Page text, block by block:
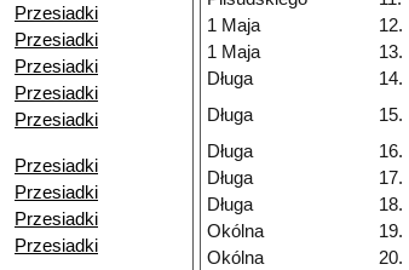
Przesiadki
Przesiadki
Przesiadki
Przesiadki
Przesiadki
Przesiadki
Przesiadki
Przesiadki
Przesiadki
1 Maja
12.
1 Maja
13.
Długa
14.
Długa
15.
Długa
16.
Długa
17.
Długa
18.
Okólna
19.
Okólna
20.